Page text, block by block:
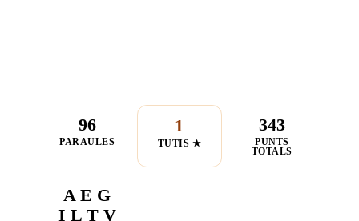
96
PARAULES
1
TUTIS ★
343
PUNTS
TOTALS
A E G
I L T V